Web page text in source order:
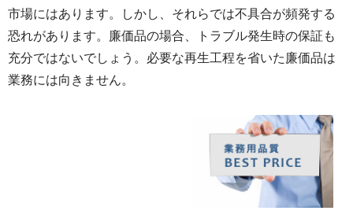
市場にはあります。しかし、それらでは不具合が頻発する
恐れがあります。廉価品の場合、トラブル発生時の保証も
充分ではないでしょう。必要な再生工程を省いた廉価品は
業務には向きません。